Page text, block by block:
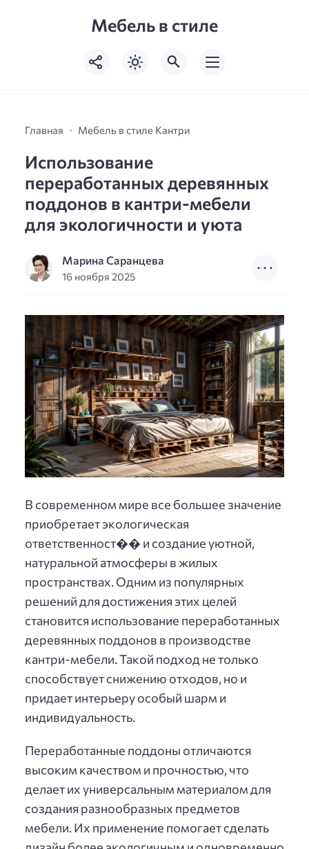
Мебель в стиле
Главная Мебель в стиле Кантри
Использование
переработанных деревянных
поддонов в кантри-мебели
для экологичности и уюта
Марина Саранцева
16 ноября 2025
В современном мире все большее значение
приобретает экологическая
ответственност�� и создание уютной,
натуральной атмосферы в жилых
пространствах. Одним из популярных
решений для достижения этих целей
становится использование переработанных
деревянных поддонов в производстве
кантри-мебели. Такой подход не только
способствует снижению отходов, но и
придает интерьеру особый шарм и
индивидуальность.
Переработанные поддоны отличаются
высоким качеством и прочностью, что
делает их универсальным материалом для
создания разнообразных предметов
мебели. Их применение помогает сделать